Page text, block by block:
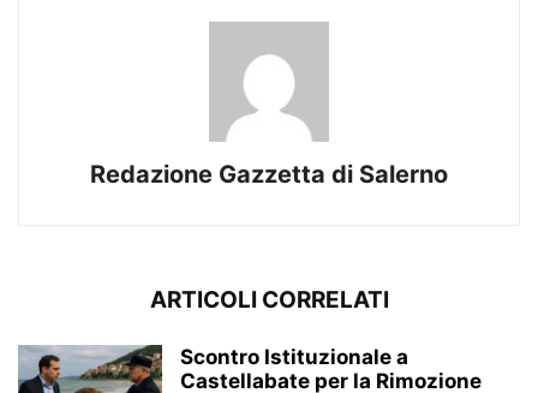
Redazione Gazzetta di Salerno
ARTICOLI CORRELATI
Scontro Istituzionale a
Castellabate per la Rimozione